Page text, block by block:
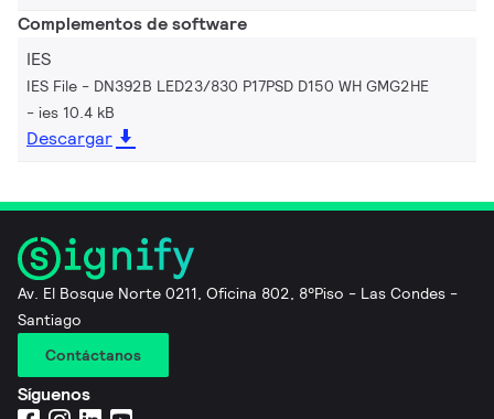
Complementos de software
IES
IES File - DN392B LED23/830 P17PSD D150 WH GMG2HE
ies 10.4 kB
Descargar
Av. El Bosque Norte 0211, Oficina 802, 8°Piso - Las Condes -
Santiago
Contáctanos
Síguenos